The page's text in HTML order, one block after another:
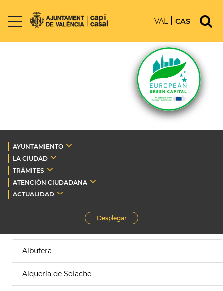
VAL CAS
AYUNTAMIENTO
LA CIUDAD
TRÁMITES
ATENCIÓN CIUDADANA
ACTUALIDAD
Desplegar
Albufera
Alquería de Solache